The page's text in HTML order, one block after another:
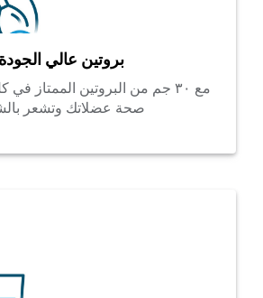
بروتين عالي الجودة
مع ٣٠ جم من البروتين الممتاز
صحة عضلاتك وتشعر